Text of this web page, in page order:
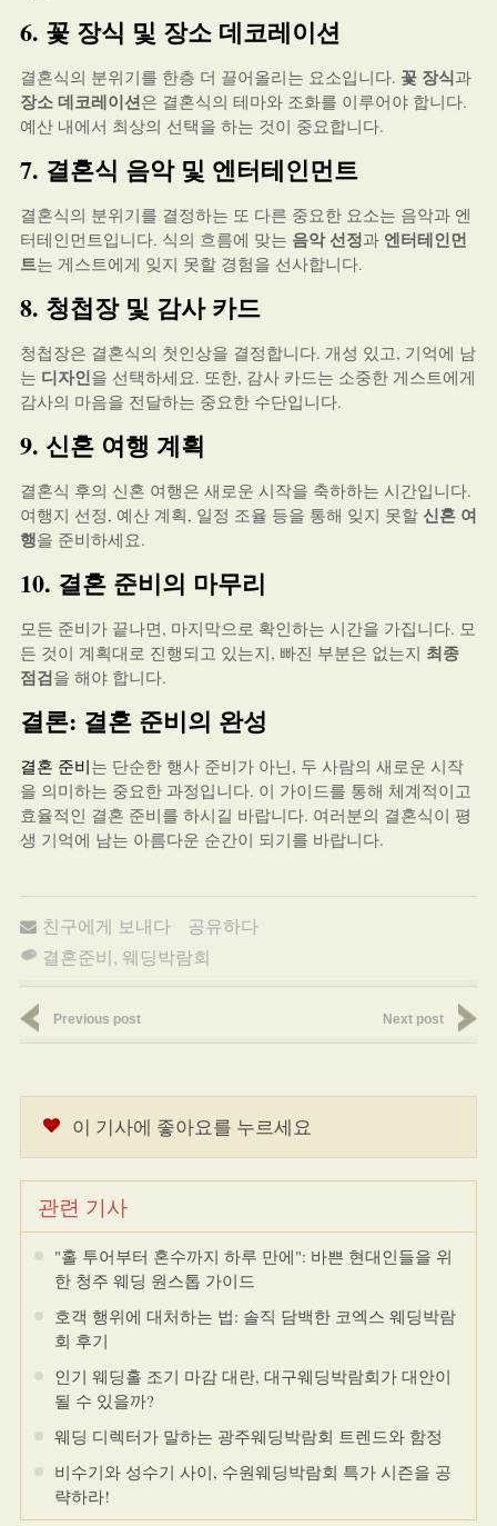
6. 꽃 장식 및 장소 데코레이션
결혼식의 분위기를 한층 더 끌어올리는 요소입니다. 꽃 장식과
장소 데코레이션은 결혼식의 테마와 조화를 이루어야 합니다.
예산 내에서 최상의 선택을 하는 것이 중요합니다.
7. 결혼식 음악 및 엔터테인먼트
결혼식의 분위기를 결정하는 또 다른 중요한 요소는 음악과 엔
터테인먼트입니다. 식의 흐름에 맞는 음악 선정과 엔터테인먼
트는 게스트에게 잊지 못할 경험을 선사합니다.
8. 청첩장 및 감사 카드
청첩장은 결혼식의 첫인상을 결정합니다. 개성 있고, 기억에 남
는 디자인을 선택하세요. 또한, 감사 카드는 소중한 게스트에게
감사의 마음을 전달하는 중요한 수단입니다.
9. 신혼 여행 계획
결혼식 후의 신혼 여행은 새로운 시작을 축하하는 시간입니다.
여행지 선정, 예산 계획, 일정 조율 등을 통해 잊지 못할 신혼 여
행을 준비하세요.
10. 결혼 준비의 마무리
모든 준비가 끝나면, 마지막으로 확인하는 시간을 가집니다. 모
든 것이 계획대로 진행되고 있는지, 빠진 부분은 없는지 최종
점검을 해야 합니다.
결론: 결혼 준비의 완성
결혼 준비는 단순한 행사 준비가 아닌, 두 사람의 새로운 시작
을 의미하는 중요한 과정입니다. 이 가이드를 통해 체계적이고
효율적인 결혼 준비를 하시길 바랍니다. 여러분의 결혼식이 평
생 기억에 남는 아름다운 순간이 되기를 바랍니다.
친구에게 보내다
공유하다
결혼준비, 웨딩박람회
Previous post Next post
이 기사에 좋아요를 누르세요
관련 기사
"홀 투어부터 혼수까지 하루 만에": 바쁜 현대인들을 위
한 청주 웨딩 원스톱 가이드
호객 행위에 대처하는 법: 솔직 담백한 코엑스 웨딩박람
회 후기
인기 웨딩홀 조기 마감 대란, 대구웨딩박람회가 대안이
될 수 있을까?
웨딩 디렉터가 말하는 광주웨딩박람회 트렌드와 함정
비수기와 성수기 사이, 수원웨딩박람회 특가 시즌을 공
략하라!